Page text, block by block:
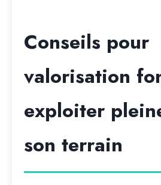
Conseils pour
valorisation
exploiter
son terrain